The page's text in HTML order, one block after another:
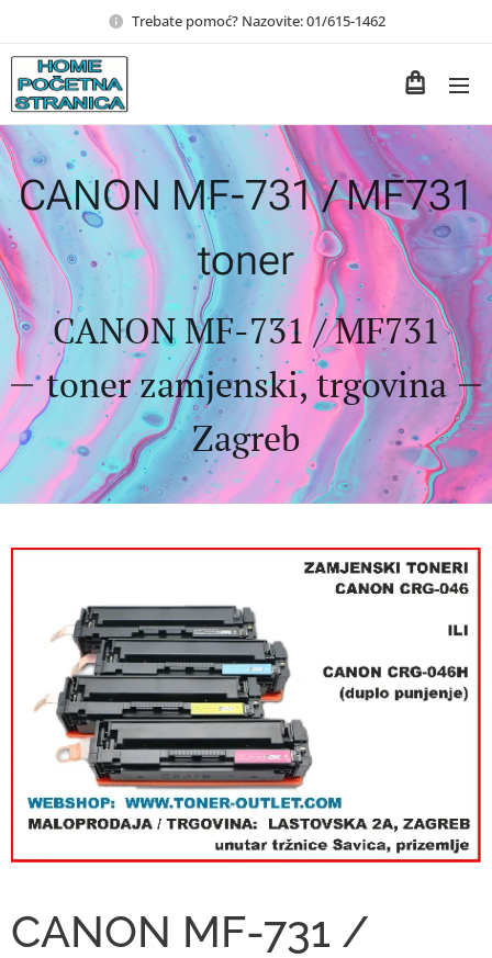
Trebate pomoć? Nazovite: 01/615-1462
CANON MF-731 / MF731
toner
CANON MF-731 / MF731
toner zamjenski, trgovina
Zagreb
CANON MF-731 /